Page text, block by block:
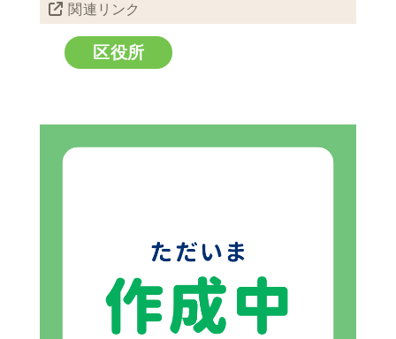
関連リンク
区役所